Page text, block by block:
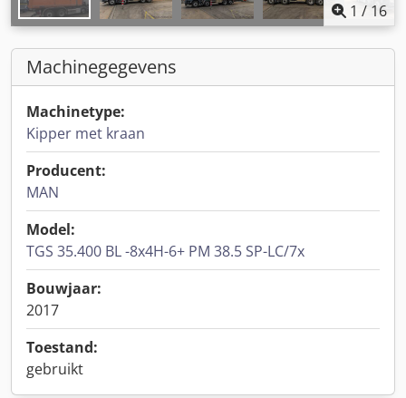
1 / 16
Machinegegevens
Machinetype:
Kipper met kraan
Producent:
MAN
Model:
TGS 35.400 BL -8x4H-6+ PM 38.5 SP-LC/7x
Bouwjaar:
2017
Toestand:
gebruikt